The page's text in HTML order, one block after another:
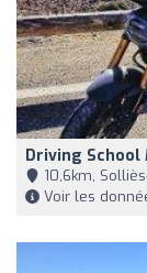
Driving School
10,6km,
Voir les